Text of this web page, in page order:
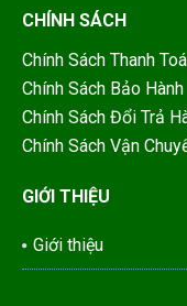
CHÍNH SÁCH
Chính Sách Thanh
Chính Sách Bảo Hành
Chính Sách Đổi Trả
Chính Sách Vận
GIỚI THIỆU
Giới thiệu